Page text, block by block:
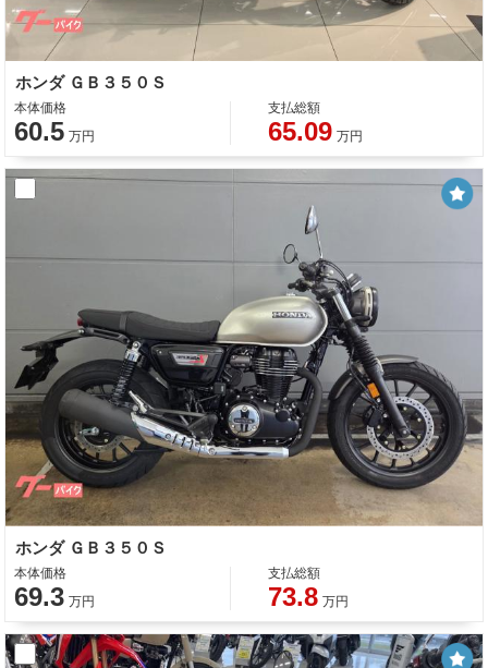
ホンダ ＧＢ３５０Ｓ
本体価格
60.5 万円
支払総額
65.09 万円
ホンダ ＧＢ３５０Ｓ
本体価格
69.3 万円
支払総額
73.8 万円